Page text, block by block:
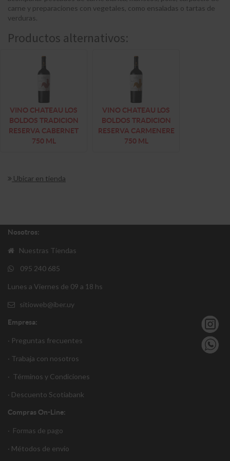
carne y preparaciones con vegetales, como ensaladas o tartas de
verduras.
Productos alternativos:
VINO CHATEAU LOS
BOLDOS TRADICION
RESERVA CABERNET
750 ML
VINO CHATEAU LOS
BOLDOS TRADICION
RESERVA CARMENERE
750 ML
Ubicar en tienda
Nosotros:
Nuestras Tiendas
095 240 685
Lunes a Viernes de 09 a 18 hs
sitioweb@iber.uy
Empresa:
· Preguntas frecuentes
· Trabaja con nosotros
· Términos y Condiciones
· Descuento Scotiabank
Compras On-Line:
· Formas de pago
· Métodos de envío